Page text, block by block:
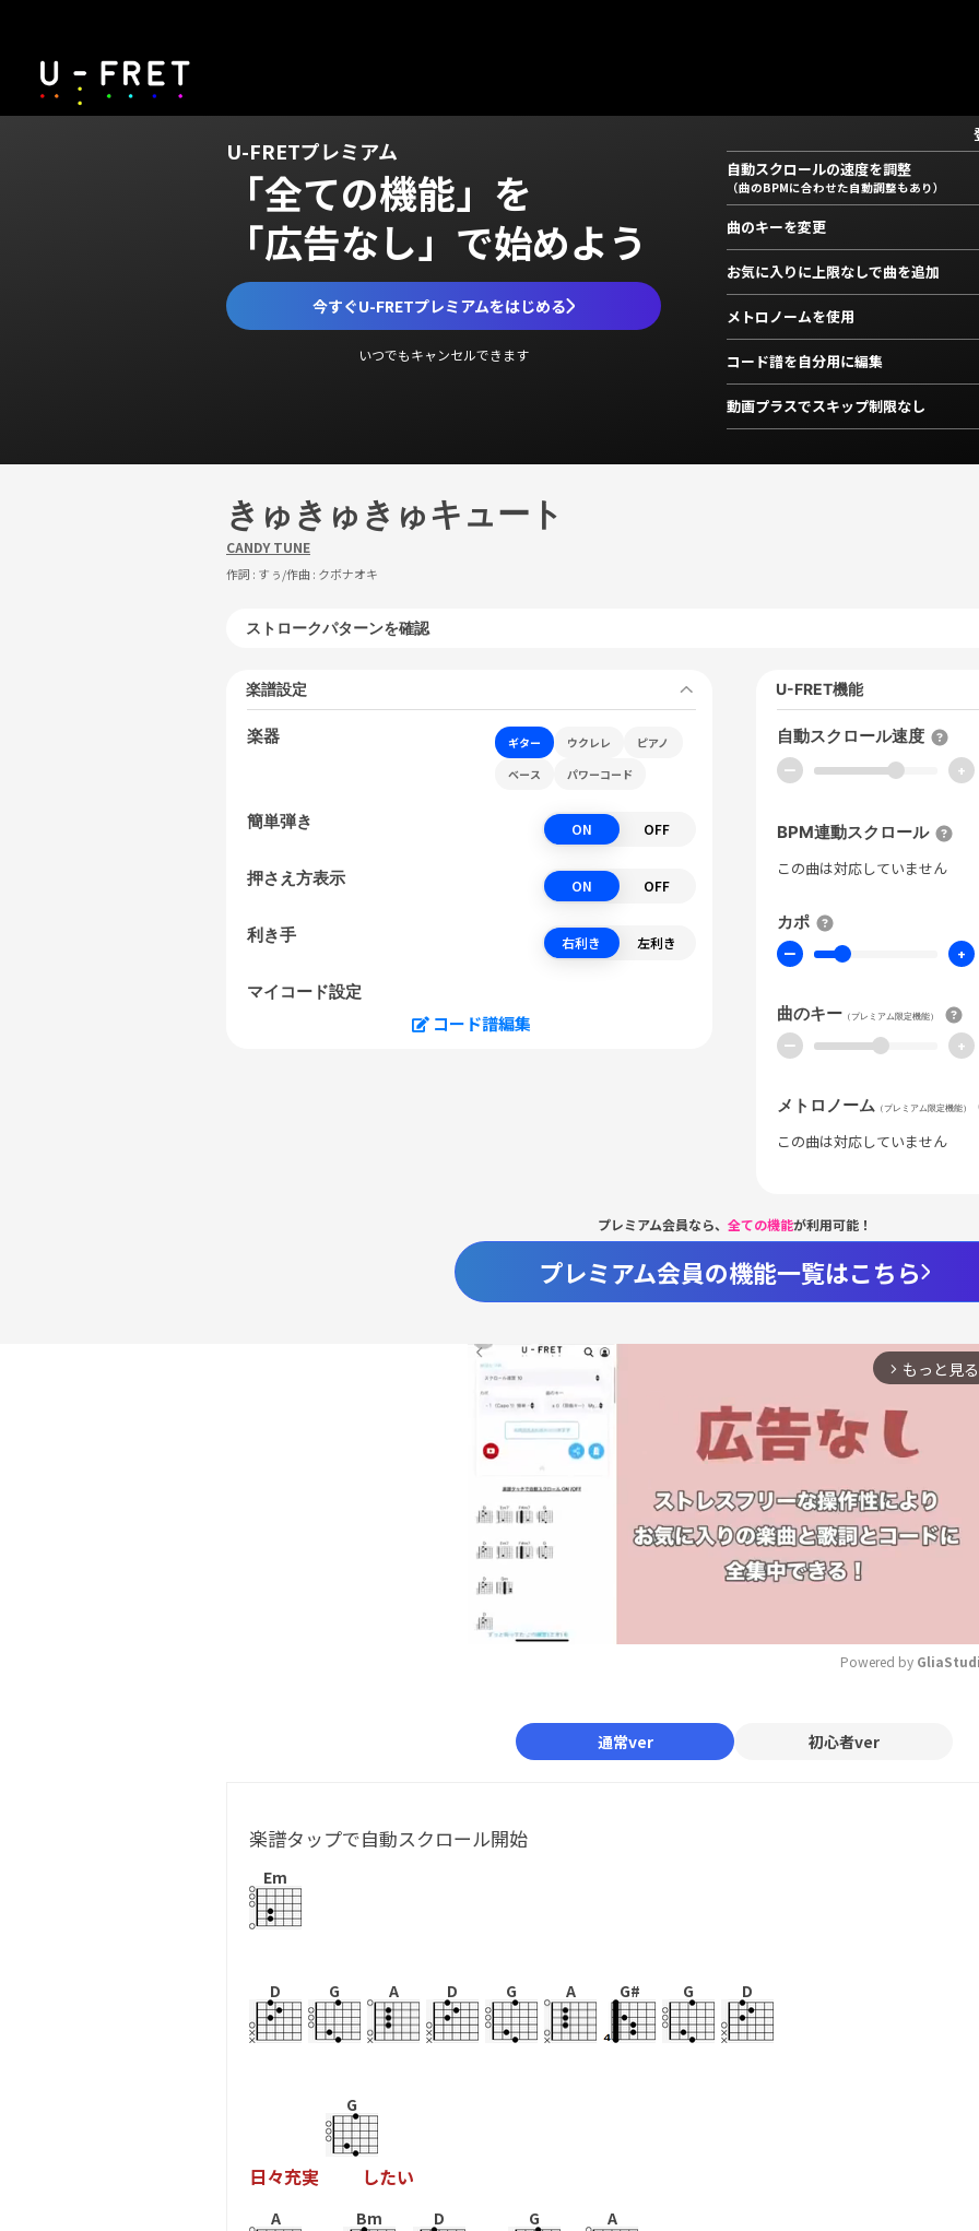
U-FRETプレミアム
「全ての機能」を
「広告なし」で始めよう
今すぐU-FRETプレミアムをはじめる
いつでもキャンセルできます
自動スクロールの速度を調整
（曲のBPMに合わせた自動調整もあり）
曲のキーを変更
お気に入りに上限なしで曲を追加
メトロノームを使用
コード譜を自分用に編集
動画プラスでスキップ制限なし
きゅきゅきゅキュート
CANDY TUNE
作詞 : すぅ/作曲 : クボナオキ
ストロークパターンを確認
楽譜設定
楽器 ギター ウクレレ
ピアノ
ベース
パワーコード
簡単弾き ON OFF
押さえ方表示 ON OFF
利き手 右利き 左利き
マイコード設定
コード譜編集
U-FRET機能
自動スクロール速度
ー +
BPM連動スクロール
この曲は対応していません
カポ
ー +
曲のキー （プレミアム限定機能）
ー +
メトロノーム （プレミアム限定機能）
この曲は対応していません
プレミアム会員なら、 全ての機能が利用可能！
プレミアム会員の機能一覧はこちら
arrow_forward_ios もっと見る
Powered by
通常ver 初心者ver
楽譜タップで自動スクロール開始
Em
D G A D G A G# G D
日々充実
G
したい
A Bm D G A